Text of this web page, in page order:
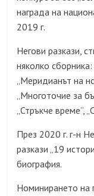
награда на
2019 г.
Негови разкази,
няколко
„Меридианът на
„Многоточие за
„Стръкче време”,
През 2020 г. г-н
разкази „19
биография.
Номинирането на